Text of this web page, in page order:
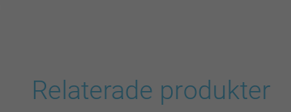
Relaterade produkter